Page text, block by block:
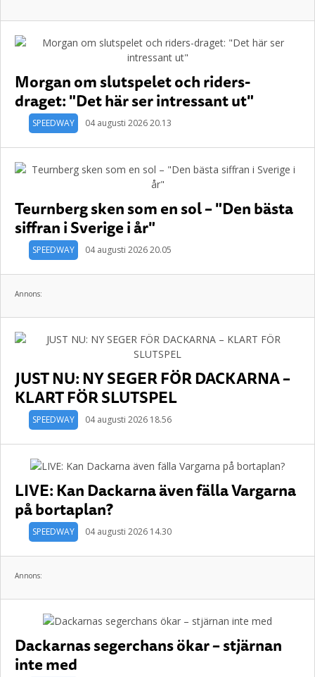
Morgan om slutspelet och riders-
draget: "Det här ser intressant ut"
SPEEDWAY 04 augusti 2026 20.13
Teurnberg sken som en sol – "Den bästa
siffran i Sverige i år"
SPEEDWAY 04 augusti 2026 20.05
Annons:
JUST NU: NY SEGER FÖR DACKARNA –
KLART FÖR SLUTSPEL
SPEEDWAY 04 augusti 2026 18.56
LIVE: Kan Dackarna även fälla Vargarna
på bortaplan?
SPEEDWAY 04 augusti 2026 14.30
Annons:
Dackarnas segerchans ökar – stjärnan
inte med